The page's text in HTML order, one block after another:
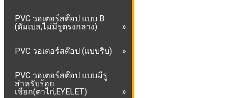
PVC วอเตอร์สต๊อป แบบ B
(ดัมเบล,ไม่มีรูตรงกลาง)
PVC วอเตอร์สต๊อป (แบบริบ)
PVC วอเตอร์สต๊อป แบบมีรู
สำหรับร้อย
เชือก(ตาไก่,EYELET)